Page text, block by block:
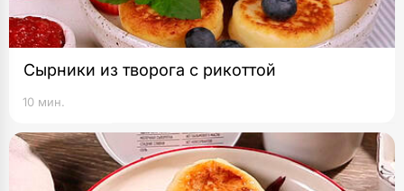
Сырники из творога с рикоттой
10 мин.